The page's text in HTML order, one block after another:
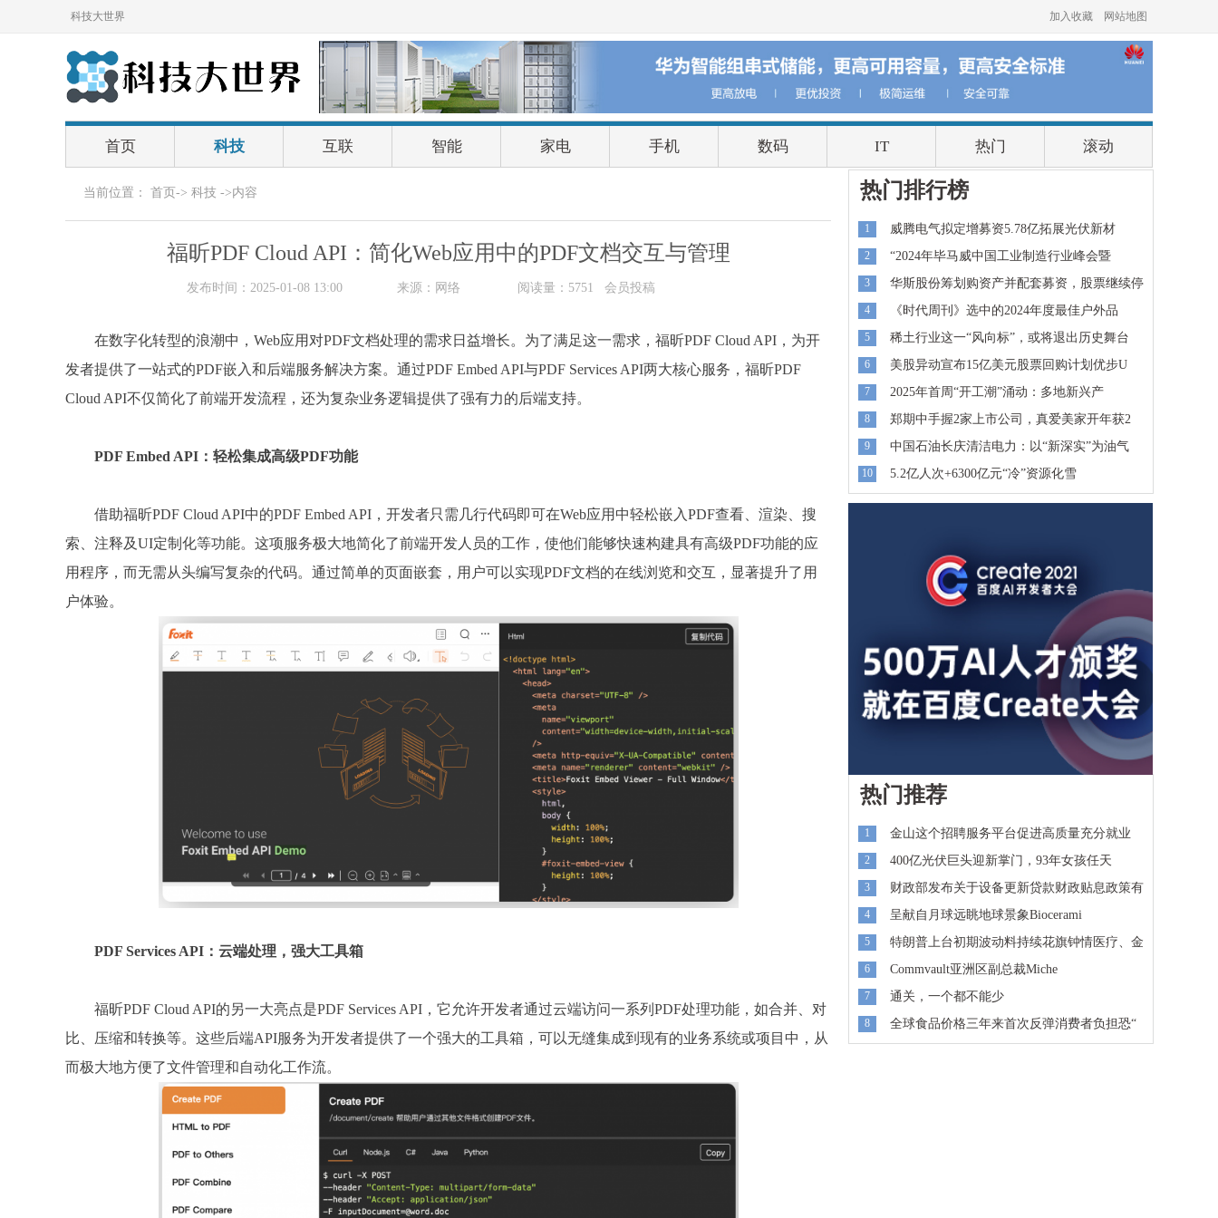
科技大世界 加入收藏 网站地图
首页 科技 互联 智能 家电 手机 数码 IT 热门 滚动
当前位置： 首页 -> 科技 ->内容
福昕PDF Cloud API：简化Web应用中的PDF文档交互与管理
发布时间：2025-01-08 13:00 来源：网络 阅读量：5751 会员投稿
在数字化转型的浪潮中，Web应用对PDF文档处理的需求日益增长。为了满足这一需求，福昕PDF Cloud API，为开
发者提供了一站式的PDF嵌入和后端服务解决方案。通过PDF Embed API与PDF Services API两大核心服务，福昕PDF
Cloud API不仅简化了前端开发流程，还为复杂业务逻辑提供了强有力的后端支持。
PDF Embed API：轻松集成高级PDF功能
借助福昕PDF Cloud API中的PDF Embed API，开发者只需几行代码即可在Web应用中轻松嵌入PDF查看、渲染、搜
索、注释及UI定制化等功能。这项服务极大地简化了前端开发人员的工作，使他们能够快速构建具有高级PDF功能的应
用程序，而无需从头编写复杂的代码。通过简单的页面嵌套，用户可以实现PDF文档的在线浏览和交互，显著提升了用
户体验。
PDF Services API：云端处理，强大工具箱
福昕PDF Cloud API的另一大亮点是PDF Services API，它允许开发者通过云端访问一系列PDF处理功能，如合并、对
比、压缩和转换等。这些后端API服务为开发者提供了一个强大的工具箱，可以无缝集成到现有的业务系统或项目中，从
而极大地方便了文件管理和自动化工作流。
热门排行榜
1 威腾电气拟定增募资5.78亿拓展光伏新材
2 “2024年毕马威中国工业制造行业峰会暨
3 华斯股份筹划购资产并配套募资，股票继续停
4 《时代周刊》选中的2024年度最佳户外品
5 稀土行业这一“风向标”，或将退出历史舞台
6 美股异动宣布15亿美元股票回购计划优步U
7 2025年首周“开工潮”涌动：多地新兴产
8 郑期中手握2家上市公司，真爱美家开年获2
9 中国石油长庆清洁电力：以“新深实”为油气
10 5.2亿人次+6300亿元“冷”资源化雪
热门推荐
1 金山这个招聘服务平台促进高质量充分就业
2 400亿光伏巨头迎新掌门，93年女孩任天
3 财政部发布关于设备更新贷款财政贴息政策有
4 呈献自月球远眺地球景象Biocerami
5 特朗普上台初期波动料持续花旗钟情医疗、金
6 Commvault亚洲区副总裁Miche
7 通关，一个都不能少
8 全球食品价格三年来首次反弹消费者负担恐“